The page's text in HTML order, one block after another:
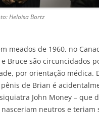
Heloisa Bortz
meados de 1960, no
Bruce são circuncidados
por orientação médica.
de Brian é
John Money – que
neutros e teriam